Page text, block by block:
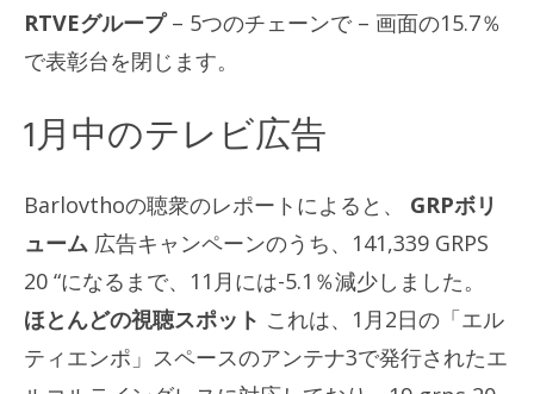
RTVEグループ– 5つのチェーンで – 画面の15.7％
で表彰台を閉​​じます。
1月中のテレビ広告
Barlovthoの聴衆のレポートによると、 GRPボリ
ューム 広告キャンペーンのうち、141,339 GRPS
20 “になるまで、11月には-5.1％減少しました。
ほとんどの視聴スポット これは、1月2日の「エル
ティエンポ」スペースのアンテナ3で発行されたエ